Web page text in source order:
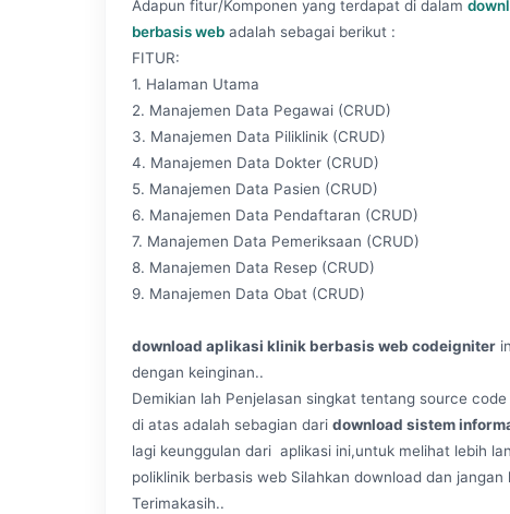
Adapun fitur/Komponen yang terdapat di dalam
berbasis web adalah sebagai berikut :
FITUR:
1. Halaman Utama
2. Manajemen Data Pegawai (CRUD)
3. Manajemen Data Piliklinik (CRUD)
4. Manajemen Data Dokter (CRUD)
5. Manajemen Data Pasien (CRUD)
6. Manajemen Data Pendaftaran (CRUD)
7. Manajemen Data Pemeriksaan (CRUD)
8. Manajemen Data Resep (CRUD)
9. Manajemen Data Obat (CRUD)
download aplikasi klinik berbasis web codeigniter
dengan keinginan..
Demikian lah Penjelasan singkat tentang source
di atas adalah sebagian dari download sistem
lagi keunggulan dari aplikasi ini,untuk melihat lebih
poliklinik berbasis web Silahkan download dan jangan
Terimakasih..